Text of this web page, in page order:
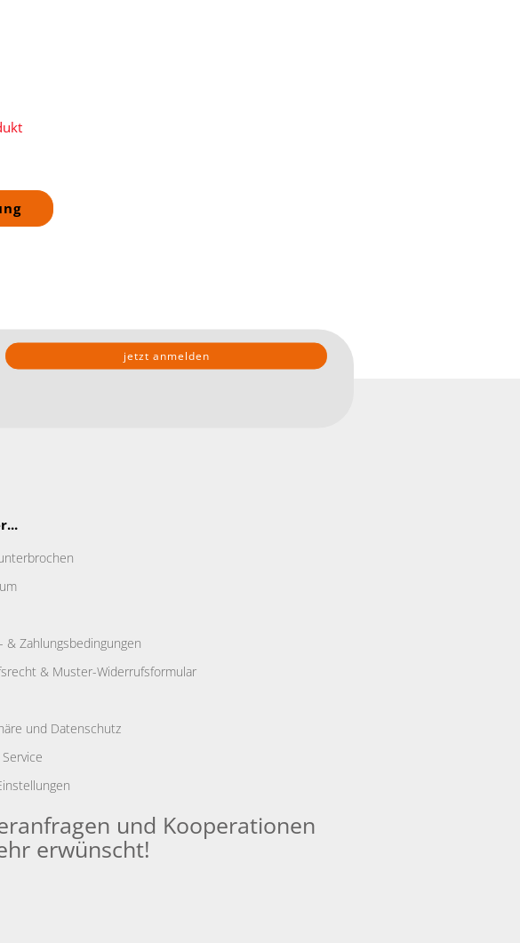
& Zahlungsbedingungen
& Muster-Widerrufsformular
und Datenschutz
und Kooperationen
erwünscht!